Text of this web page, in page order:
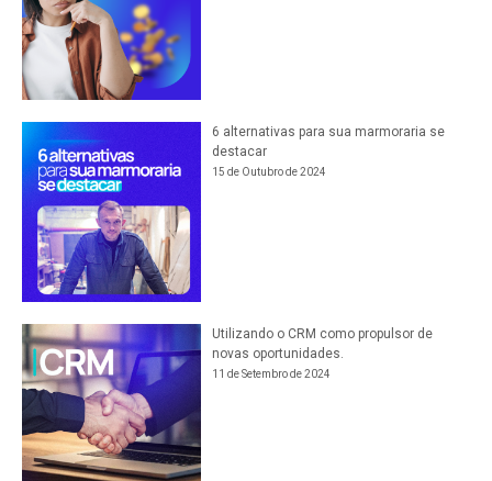
6 alternativas para sua marmoraria se
destacar
15 de Outubro de 2024
Utilizando o CRM como propulsor de
novas oportunidades.
11 de Setembro de 2024